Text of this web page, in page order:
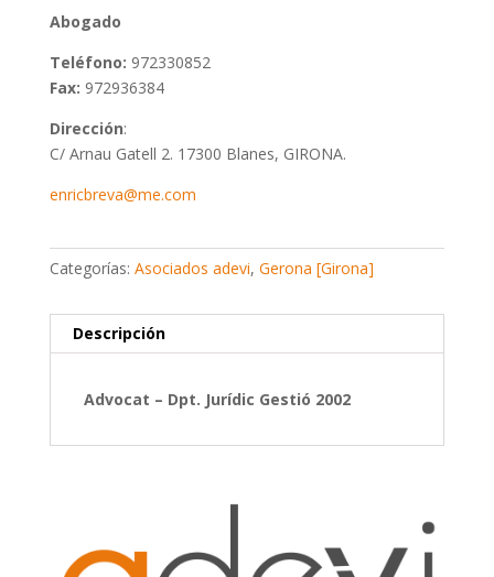
Abogado
Teléfono: 972330852
Fax: 972936384
Dirección:
C/ Arnau Gatell 2. 17300 Blanes, GIRONA.
enricbreva@me.com
Categorías: Asociados adevi, Gerona [Girona]
Descripción
Advocat – Dpt. Jurídic Gestió 2002